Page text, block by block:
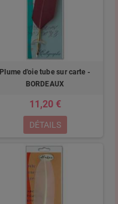
Plume d'oie tube sur carte -
BORDEAUX
11,20 €
DÉTAILS